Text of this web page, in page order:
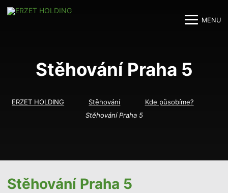
MENU
Stěhování Praha 5
ERZET HOLDING Stěhování
Kde působíme?
Stěhování Praha 5
Stěhování Praha 5